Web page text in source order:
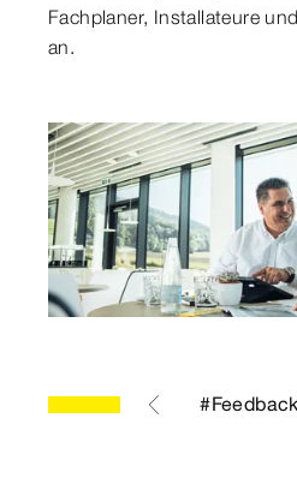
Fachplaner, Installateure
an.
#Netzwerken #Feedback